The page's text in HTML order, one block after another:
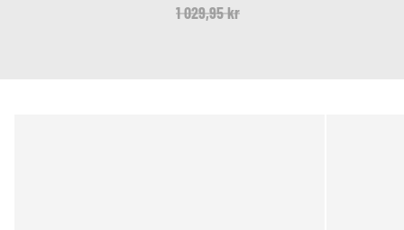
Price reduced from
1 029,95 kr